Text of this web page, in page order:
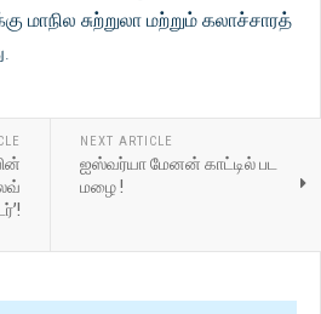
மாநில சுற்றுலா மற்றும் கலாச்சாரத்
NEXT ARTICLE
ஐஸ்வர்யா மேனன் காட்டில் பட
மழை !